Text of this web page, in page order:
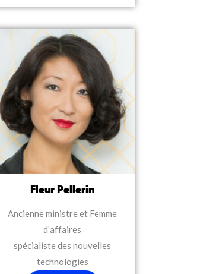
Fleur Pellerin
Ancienne ministre et Femme
d’affaires
spécialiste des nouvelles
technologies